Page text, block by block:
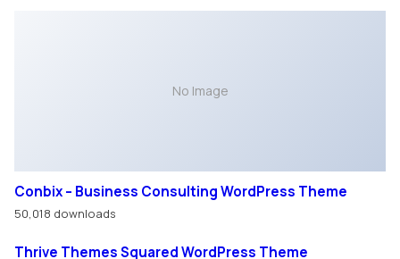
No Image
Conbix – Business Consulting WordPress Theme
50,018 downloads
Thrive Themes Squared WordPress Theme